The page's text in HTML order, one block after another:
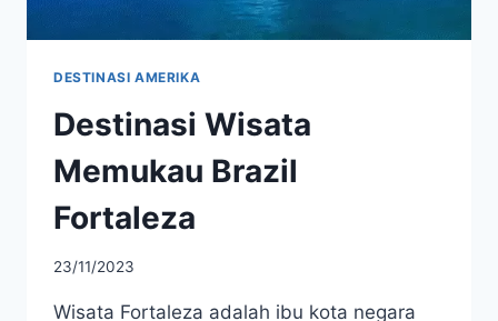
DESTINASI AMERIKA
Destinasi Wisata
Memukau Brazil
Fortaleza
23/11/2023
Wisata Fortaleza adalah ibu kota negara